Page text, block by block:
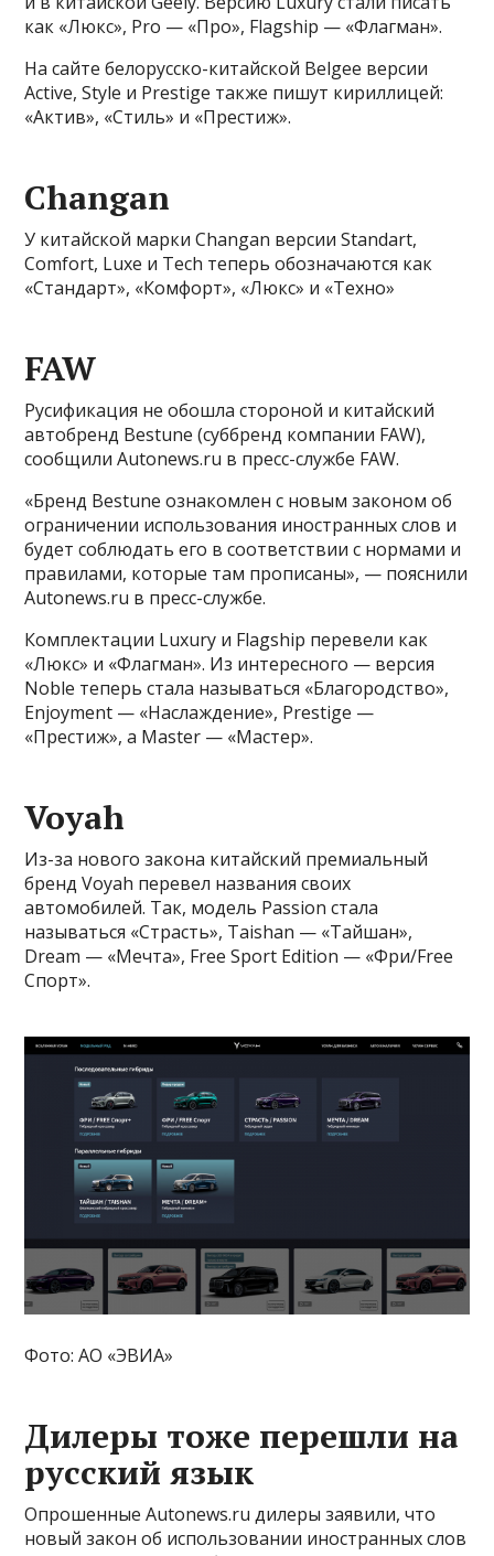
как «Люкс», Pro — «Про», Flagship — «Флагман».
На сайте белорусско-китайской Belgee версии
Active, Style и Prestige также пишут кириллицей:
«Актив», «Стиль» и «Престиж».
Changan
У китайской марки Changan версии Standart,
Comfort, Luxe и Tech теперь обозначаются как
«Стандарт», «Комфорт», «Люкс» и «Техно»
FAW
Русификация не обошла стороной и китайский
автобренд Bestune (суббренд компании FAW),
сообщили Autonews.ru в пресс-службе FAW.
«Бренд Bestune ознакомлен с новым законом об
ограничении использования иностранных слов и
будет соблюдать его в соответствии с нормами и
правилами, которые там прописаны», — пояснили
Autonews.ru в пресс-службе.
Комплектации Luxury и Flagship перевели как
«Люкс» и «Флагман». Из интересного — версия
Noble теперь стала называться «Благородство»,
Enjoyment — «Наслаждение», Prestige —
«Престиж», а Master — «Мастер».
Voyah
Из-за нового закона китайский премиальный
бренд Voyah перевел названия своих
автомобилей. Так, модель Passion стала
называться «Страсть», Taishan — «Тайшан»,
Dream — «Мечта», Free Sport Edition — «Фри/Free
Спорт».
Фото: АО «ЭВИА»
Дилеры тоже перешли на
русский язык
Опрошенные Autonews.ru дилеры заявили, что
новый закон об использовании иностранных слов